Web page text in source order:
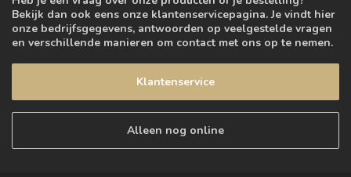
Bekijk dan ook eens onze klantenservicepagina. Je vindt hier
onze bedrijfsgegevens, antwoorden op veelgestelde vragen
en verschillende manieren om contact met ons op te nemen.
Klantenservice
Alleen nog online